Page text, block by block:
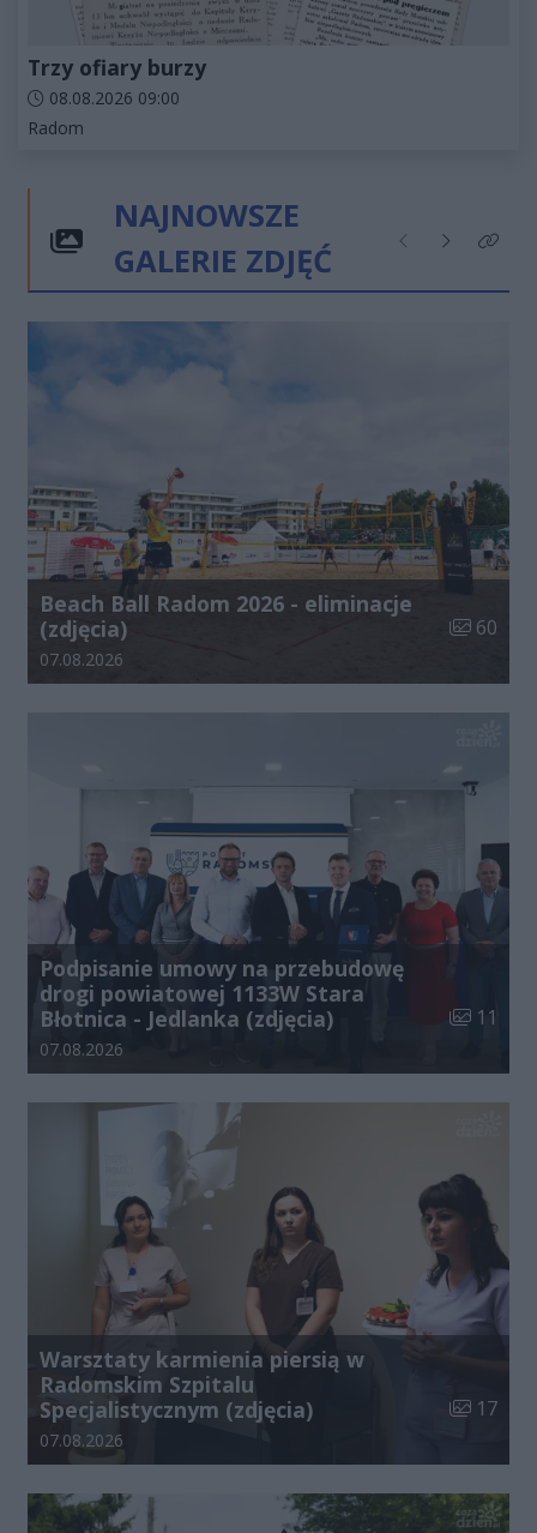
Trzy ofiary burzy
Data dodania artykułu:
08.08.2026 09:00
Kategorie artykułu:
Radom
NAJNOWSZE
GALERIE ZDJĘĆ
Poprzednie
NastępneKliknij
Beach Ball Radom 2026 - eliminacje
(zdjęcia)
Liczba
60
Data dodania galerii:
07.08.2026
Podpisanie umowy na przebudowę
drogi powiatowej 1133W Stara
Błotnica - Jedlanka (zdjęcia)
Liczba
11
Data dodania galerii:
07.08.2026
Warsztaty karmienia piersią w
Radomskim Szpitalu
Specjalistycznym (zdjęcia)
Liczba
17
Data dodania galerii:
07.08.2026